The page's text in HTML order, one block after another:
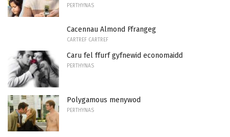
PERTHYNAS
Cacennau Almond Ffrangeg
CARTREF CARTREF
Caru fel ffurf gyfnewid economaidd
PERTHYNAS
Polygamous menywod
PERTHYNAS